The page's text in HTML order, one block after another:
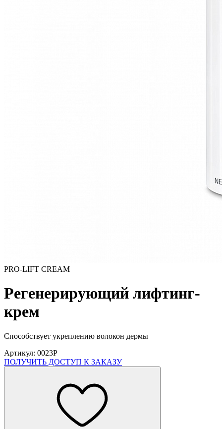
PRO-LIFT CREAM
Регенерирующий лифтинг-
крем
Способствует укреплению волокон дермы
Артикул: 0023P
ПОЛУЧИТЬ ДОСТУП К ЗАКАЗУ